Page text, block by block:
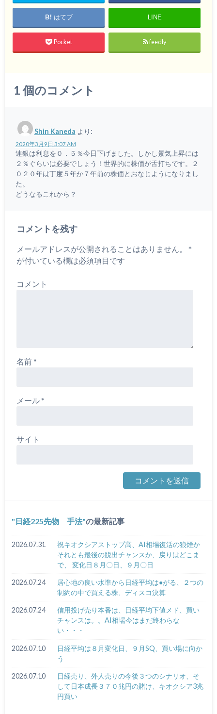
はてブ LINE
Pocket feedly
1 個のコメント
Shin Kaneda より:
2020年3月9日 3:07 AM
連銀は利息を０．５％今日下げました。しかし景気上昇には
２％ぐらいは必要でしょう！世界的に株価が舌打ちです。２
０２０年は丁度５年か７年前の株価とおなじようになりまし
た。
どうなるこれから？
コメントを残す
メールアドレスが公開されることはありません。
*
が付いている欄は必須項目です
コメント
名前*
メール*
サイト
日経225先物 手法 の最新記事
2026.07.31
祝キオクシアストップ高、AI相場復活の狼煙か
それとも最後の脱出チャンスか、戻りはどこま
で、 変化日８月〇日、９月〇日
2026.07.24
居心地の良い水準から日経平均は●がる、２つの
制約の中で買える株、ディスコ決算
2026.07.24
信用投げ売り本番は、日経平均下値メド、買い
チャンスは。。AI相場今はまだ終わらな
い・・・
2026.07.10
日経平均は８月変化日、９月SQ、買い場に向か
う
2026.07.10
日経売り、外人売りの今後３つのシナリオ、そ
して日本成長３７０兆円の賭け、キオクシア3兆
円買い